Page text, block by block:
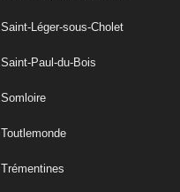
Saint-Léger-sous-Cholet
Saint-Paul-du-Bois
Somloire
Toutlemonde
Trémentines